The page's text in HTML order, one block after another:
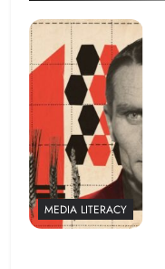
MEDIA LITERACY